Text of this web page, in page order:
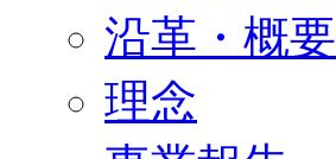
沿革・概要
理念